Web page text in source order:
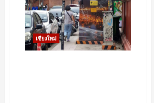
คว้า
3
รางวัล
ใหญ่
ระดับ
ประเทศ
“Best
of
เชียงใหม่